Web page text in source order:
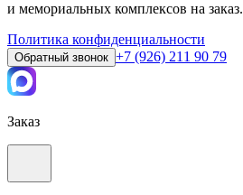
и мемориальных комплексов на заказ.
Политика конфиденциальности
Обратный звонок +7 (926) 211 90 79
Заказ